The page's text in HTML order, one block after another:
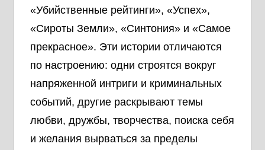
«Убийственные рейтинги», «Успех»,
«Сироты Земли», «Синтония» и «Самое
прекрасное». Эти истории отличаются
по настроению: одни строятся вокруг
напряженной интриги и криминальных
событий, другие раскрывают темы
любви, дружбы, творчества, поиска себя
и желания вырваться за пределы